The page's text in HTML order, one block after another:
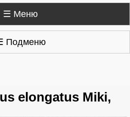
☰ Меню
Подменю
elongatus Miki,